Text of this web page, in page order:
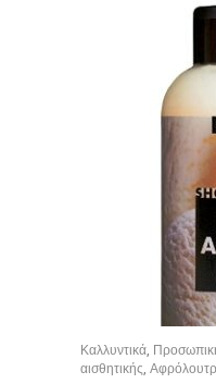
ΠΡΟΣΘΉΚΗ
Καλλυντικά,
αισθητικής,